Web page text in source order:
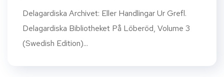
Delagardiska Archivet: Eller Handlingar Ur Grefl.
Delagardiska Bibliotheket På Löberöd, Volume 3
(Swedish Edition)...